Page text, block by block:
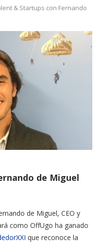
& Startups con Fernando
de Miguel
de Miguel, CEO y
como OffUgo ha ganado
que reconoce la